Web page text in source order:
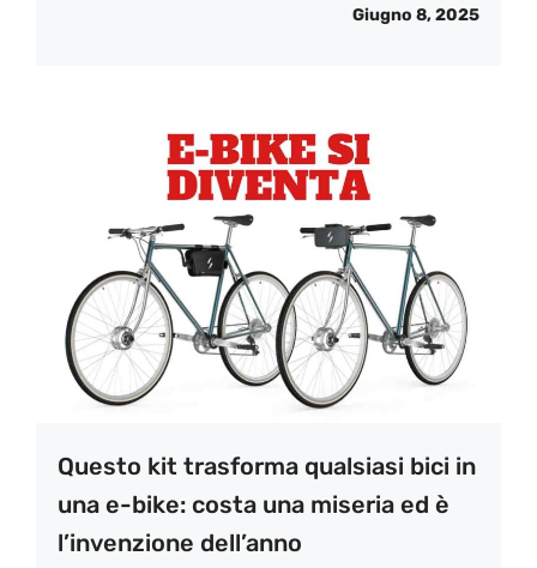
Giugno 8, 2025
Questo kit trasforma qualsiasi bici in
una e-bike: costa una miseria ed è
l’invenzione dell’anno